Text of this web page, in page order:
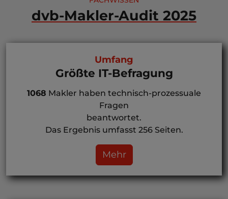
dvb-Makler-Audit 2025
Umfang
Größte IT-Befragung
1068 Makler haben technisch-prozessuale
Fragen
beantwortet.
Das Ergebnis umfasst 256 Seiten.
Mehr